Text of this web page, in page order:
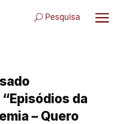
Pesquisa
da
– Quero